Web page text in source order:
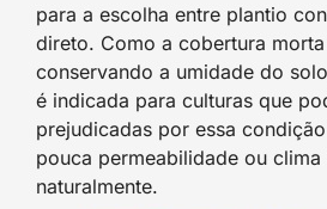
para a escolha entre plantio
direto. Como a cobertura
conservando a umidade do
é indicada para culturas que
prejudicadas por essa
pouca permeabilidade ou
naturalmente.